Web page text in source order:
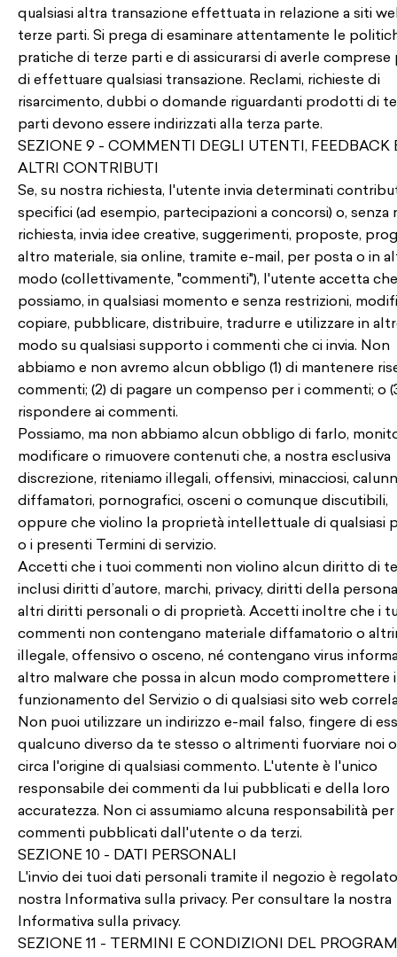
qualsiasi altra transazione effettuata in relazione a siti
terze parti. Si prega di esaminare attentamente le
pratiche di terze parti e di assicurarsi di averle comprese
di effettuare qualsiasi transazione. Reclami, richieste di
risarcimento, dubbi o domande riguardanti prodotti di
parti devono essere indirizzati alla terza parte.
SEZIONE 9 - COMMENTI DEGLI UTENTI, FEEDBACK
ALTRI CONTRIBUTI
Se, su nostra richiesta, l'utente invia determinati
specifici (ad esempio, partecipazioni a concorsi) o, senza
richiesta, invia idee creative, suggerimenti, proposte,
altro materiale, sia online, tramite e-mail, per posta o in
modo (collettivamente, "commenti"), l'utente accetta che
possiamo, in qualsiasi momento e senza restrizioni,
copiare, pubblicare, distribuire, tradurre e utilizzare in
modo su qualsiasi supporto i commenti che ci invia. Non
abbiamo e non avremo alcun obbligo (1) di mantenere
commenti; (2) di pagare un compenso per i commenti; o
rispondere ai commenti.
Possiamo, ma non abbiamo alcun obbligo di farlo,
modificare o rimuovere contenuti che, a nostra esclusiva
discrezione, riteniamo illegali, offensivi, minacciosi,
diffamatori, pornografici, osceni o comunque discutibili,
oppure che violino la proprietà intellettuale di qualsiasi
o i presenti Termini di servizio.
Accetti che i tuoi commenti non violino alcun diritto di
inclusi diritti d’autore, marchi, privacy, diritti della
altri diritti personali o di proprietà. Accetti inoltre che i
commenti non contengano materiale diffamatorio o
illegale, offensivo o osceno, né contengano virus
altro malware che possa in alcun modo compromettere
funzionamento del Servizio o di qualsiasi sito web
Non puoi utilizzare un indirizzo e-mail falso, fingere di
qualcuno diverso da te stesso o altrimenti fuorviare noi
circa l'origine di qualsiasi commento. L'utente è l'unico
responsabile dei commenti da lui pubblicati e della loro
accuratezza. Non ci assumiamo alcuna responsabilità per
commenti pubblicati dall'utente o da terzi.
SEZIONE 10 - DATI PERSONALI
L'invio dei tuoi dati personali tramite il negozio è
nostra Informativa sulla privacy. Per consultare la nostra
Informativa sulla privacy.
SEZIONE 11 - TERMINI E CONDIZIONI DEL